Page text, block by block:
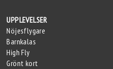
UPPLEVELSER
Nöjesflygare
Barnkalas
High Fly
Grönt kort